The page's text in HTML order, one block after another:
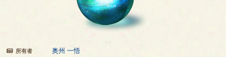
所有者 奥州 一悟